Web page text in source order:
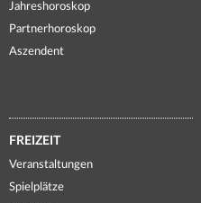
Jahreshoroskop
Partnerhoroskop
Aszendent
FREIZEIT
Veranstaltungen
Spielplätze